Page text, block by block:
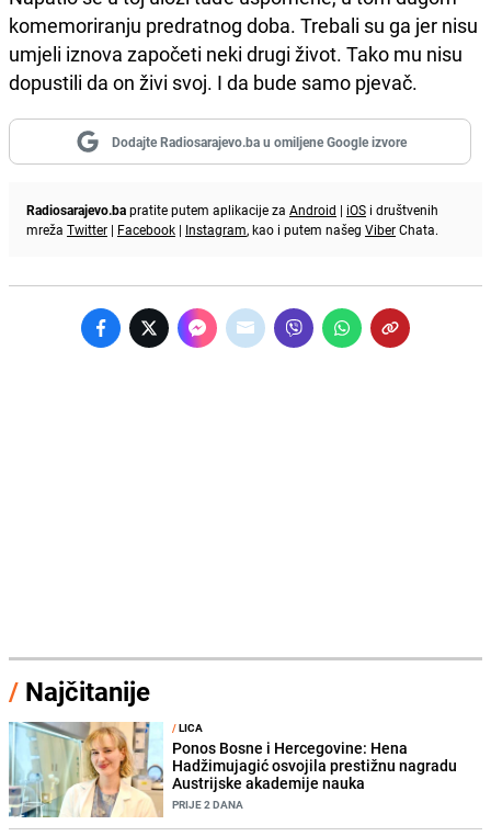
komemoriranju predratnog doba. Trebali su ga jer nisu
umjeli iznova započeti neki drugi život. Tako mu nisu
dopustili da on živi svoj. I da bude samo pjevač.
Dodajte Radiosarajevo.ba u omiljene Google izvore
Radiosarajevo.bapratite putem aplikacije za Android | iOS i društvenih
mreža Twitter | Facebook | Instagram, kao i putem našeg ViberChata.
/ Najčitanije
/LICA
Ponos Bosne i Hercegovine: Hena
Hadžimujagić osvojila prestižnu nagradu
Austrijske akademije nauka
PRIJE 2 DANA